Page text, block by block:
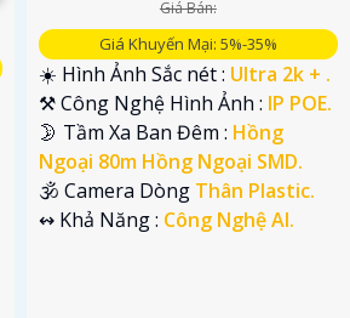
Giá Bán:
Giá Khuyến Mại: 5%-35%
☀️ Hình Ảnh Sắc nét : Ultra 2k + .
⚒ Công Nghệ Hình Ảnh : IP POE.
🌛 Tầm Xa Ban Đêm : Hồng
Ngoại 80m Hồng Ngoại SMD.
🕉️ Camera Dòng Thân Plastic.
️↭ Khả Năng : Công Nghệ AI.